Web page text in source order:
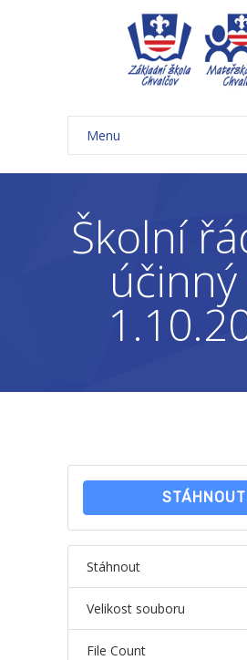
Menu
Úvod
Základní škola
-- Aktuality ZŠ
-- Třídy ZŠ
-- Organizace školního
-- Školní vzdělávací
-- Fotogalerie ZŠ
-- Uspořádání dne MŠ
Školní
STÁHNOUT
Stáhnout
Velikost souboru
File Count